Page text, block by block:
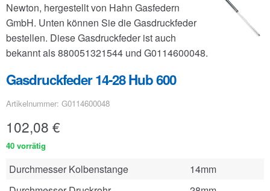
Newton, hergestellt von Hahn Gasfedern
GmbH. Unten können Sie die Gasdruckfeder
bestellen. Diese Gasdruckfeder ist auch
bekannt als 880051321544 und G0114600048.
Gasdruckfeder 14-28 Hub 600
Artikelnummer: G0114600048
102,08 €
40 vorrätig
Durchmesser Kolbenstange
14mm